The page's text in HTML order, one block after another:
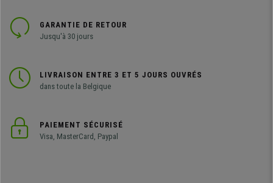
GARANTIE DE RETOUR
Jusqu'à 30 jours
LIVRAISON ENTRE 3 ET 5 JOURS OUVRÉS
dans toute la Belgique
PAIEMENT SÉCURISÉ
Visa, MasterCard, Paypal